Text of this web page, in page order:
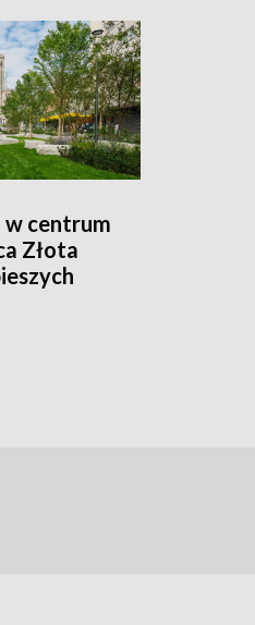
w centrum
Złota